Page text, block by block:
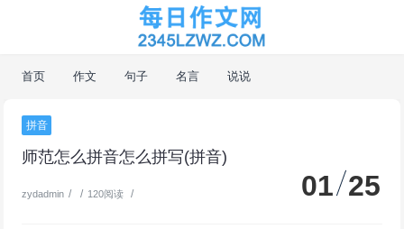
首页 作文 句子 名言 说说
拼音
师范怎么拼音怎么拼写(拼音)
zydadmin / / 120阅读 / 01 25